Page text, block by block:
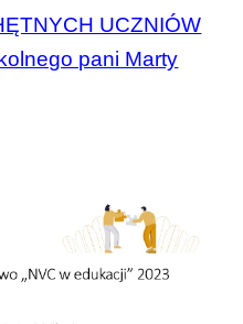
UCZNIÓW
pani Marty